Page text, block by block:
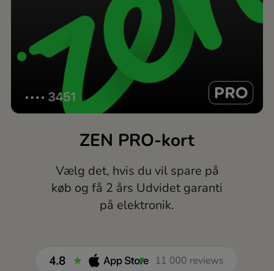
ZEN PRO-kort
Vælg det, hvis du vil spare på
køb og få 2 års Udvidet garanti
på elektronik.